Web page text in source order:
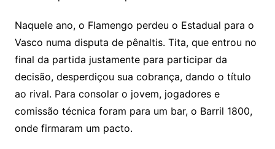
Naquele ano, o Flamengo perdeu o Estadual para o
Vasco numa disputa de pênaltis. Tita, que entrou no
final da partida justamente para participar da
decisão, desperdiçou sua cobrança, dando o título
ao rival. Para consolar o jovem, jogadores e
comissão técnica foram para um bar, o Barril 1800,
onde firmaram um pacto.